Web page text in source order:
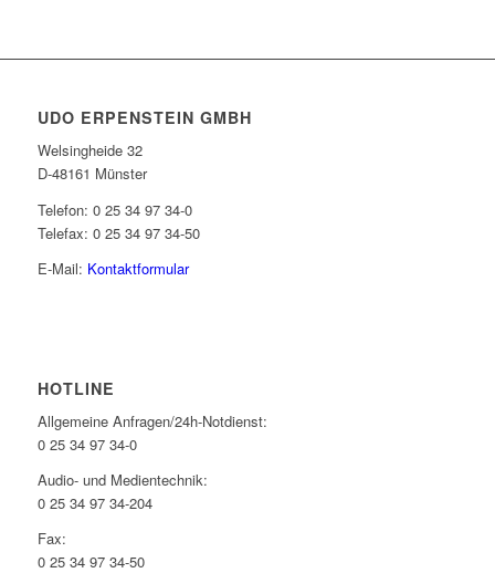
UDO ERPENSTEIN GMBH
Welsingheide 32
D-48161 Münster
Telefon: 0 25 34 97 34-0
Telefax: 0 25 34 97 34-50
E-Mail: Kontaktformular
HOTLINE
Allgemeine Anfragen/24h-Notdienst:
0 25 34 97 34-0
Audio- und Medientechnik:
0 25 34 97 34-204
Fax:
0 25 34 97 34-50